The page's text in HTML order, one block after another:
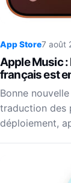
App Store7 août
Apple Music
français est
Bonne
traduction des
déploiement,